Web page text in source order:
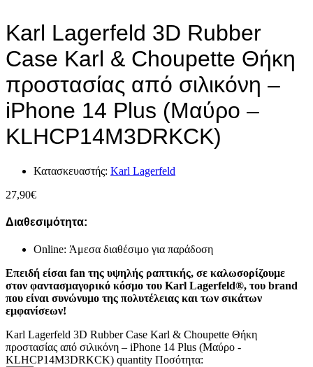
Karl Lagerfeld 3D Rubber
Case Karl & Choupette Θήκη
προστασίας από σιλικόνη –
iPhone 14 Plus (Μαύρο –
KLHCP14M3DRKCK)
Κατασκευαστής: Karl Lagerfeld
27,90€
Διαθεσιμότητα:
Online: Άμεσα διαθέσιμο για παράδοση
Επειδή είσαι fan της υψηλής ραπτικής, σε καλωσορίζουμε
στον φαντασμαγορικό κόσμο του Karl Lagerfeld®, του brand
που είναι συνώνυμο της πολυτέλειας και των σικάτων
εμφανίσεων!
Karl Lagerfeld 3D Rubber Case Karl & Choupette Θήκη
προστασίας από σιλικόνη – iPhone 14 Plus (Μαύρο -
KLHCP14M3DRKCK) quantity Ποσότητα: